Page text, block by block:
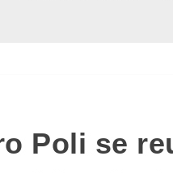
Poli se